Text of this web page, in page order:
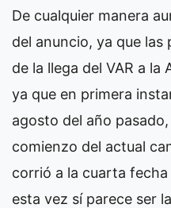
De cualquier manera
del anuncio, ya que
de la llega del VAR a
ya que en primera
agosto del año
comienzo del actual
corrió a la cuarta
esta vez sí parece ser